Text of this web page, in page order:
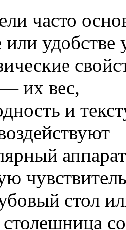
часто
или удобстве
их вес,
и
аппарат
стол